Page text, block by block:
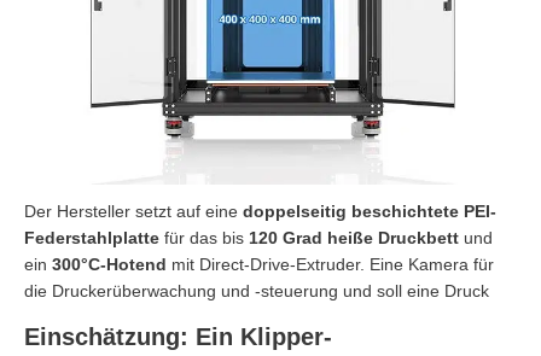
Der Hersteller setzt auf eine doppelseitig beschichtete PEI-
Federstahlplatte für das bis 120 Grad heiße Druckbett und
ein 300°C-Hotend mit Direct-Drive-Extruder. Eine Kamera für
die Druckerüberwachung und -steuerung und soll eine Druck
Einschätzung: Ein Klipper-